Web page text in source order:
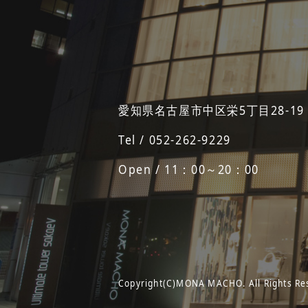
愛知県名古屋市中区栄5丁目28-
Tel / 052-262-9229
Open / 11：00～20：00
Copyright(C)MONA MACHO. All Rights